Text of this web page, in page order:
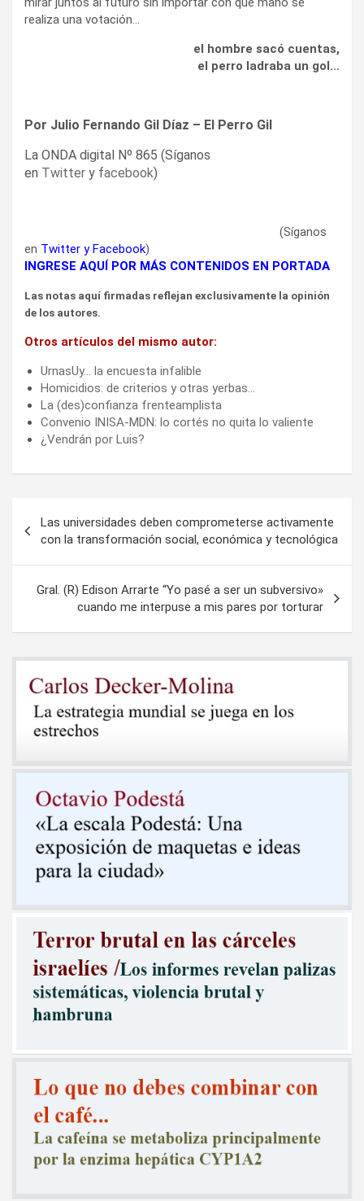
realiza una votación…
el hombre sacó cuentas,
el perro ladraba un gol…
Por Julio Fernando Gil Díaz – El Perro Gil
La ONDA digital Nº 865 (Síganos
en Twitter y facebook)
(Síganos
en Twitter yFacebook)
INGRESE AQUÍ POR MÁS CONTENIDOS EN PORTADA
Las notas aquí firmadas reflejan exclusivamente la opinión
de los autores.
Otros artículos del mismo autor:
UrnasUy… la encuesta infalible
Homicidios: de criterios y otras yerbas…
La (des)confianza frenteamplista
Convenio INISA-MDN: lo cortés no quita lo valiente
¿Vendrán por Luis?
de
entradas
Las universidades deben comprometerse activamente
con la transformación social, económica y tecnológica
Gral. (R) Edison Arrarte “Yo pasé a ser un subversivo»
cuando me interpuse a mis pares por torturar